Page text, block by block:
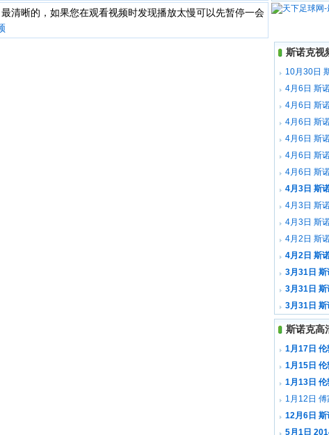
清晰的，如果您在观看视频时发现播放太慢可以先暂停一会
斯诺克视
10月30日
场录像
4月6日 斯
全场录像
4月6日 斯
梅赫塔 全场
4月6日 斯
全场录像
4月6日 斯
全场录像
4月6日 斯
森 全场录像
4月6日 斯
全场录像
4月3日 斯
全场录像
4月3日 斯
全场录像
4月3日 斯
里 全场录像
4月2日 斯
全场录像
4月2日 斯
全场录像
3月31日 斯
斯 全场录像
3月31日 斯
尤里 全场录
3月31日 斯
斯 全场录像
斯诺克高
1月17日 伦
1月15日 伦
载1月13日 伦
1月12日
12月6日 斯
载5月1日